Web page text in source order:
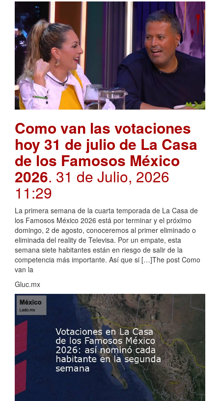
Como van las votaciones
hoy 31 de julio de La Casa
de los Famosos México
2026. 31 de Julio, 2026
11:29
La primera semana de la cuarta temporada de La Casa de
los Famosos México 2026 está por terminar y el próximo
domingo, 2 de agosto, conoceremos al primer eliminado o
eliminada del reality de Televisa. Por un empate, esta
semana siete habitantes están en riesgo de salir de la
competencia más importante. Así que si […]The post Como
van la
Gluc.mx